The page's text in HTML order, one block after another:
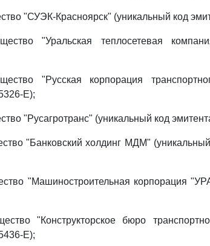
"СУЭК-Красноярск" (уникальный код
"Уральская теплосетевая
"Русская корпорация
E);
"Русагротранс" (уникальный код
"Банковский холдинг МДМ"
"Машиностроительная корпорация
"Конструкторское бюро
E);